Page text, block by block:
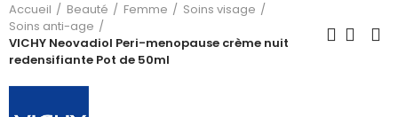
Accueil Beauté Femme
Soins visage
Soins anti-age
VICHY Neovadiol Peri-menopause crème nuit
redensifiante Pot de 50ml